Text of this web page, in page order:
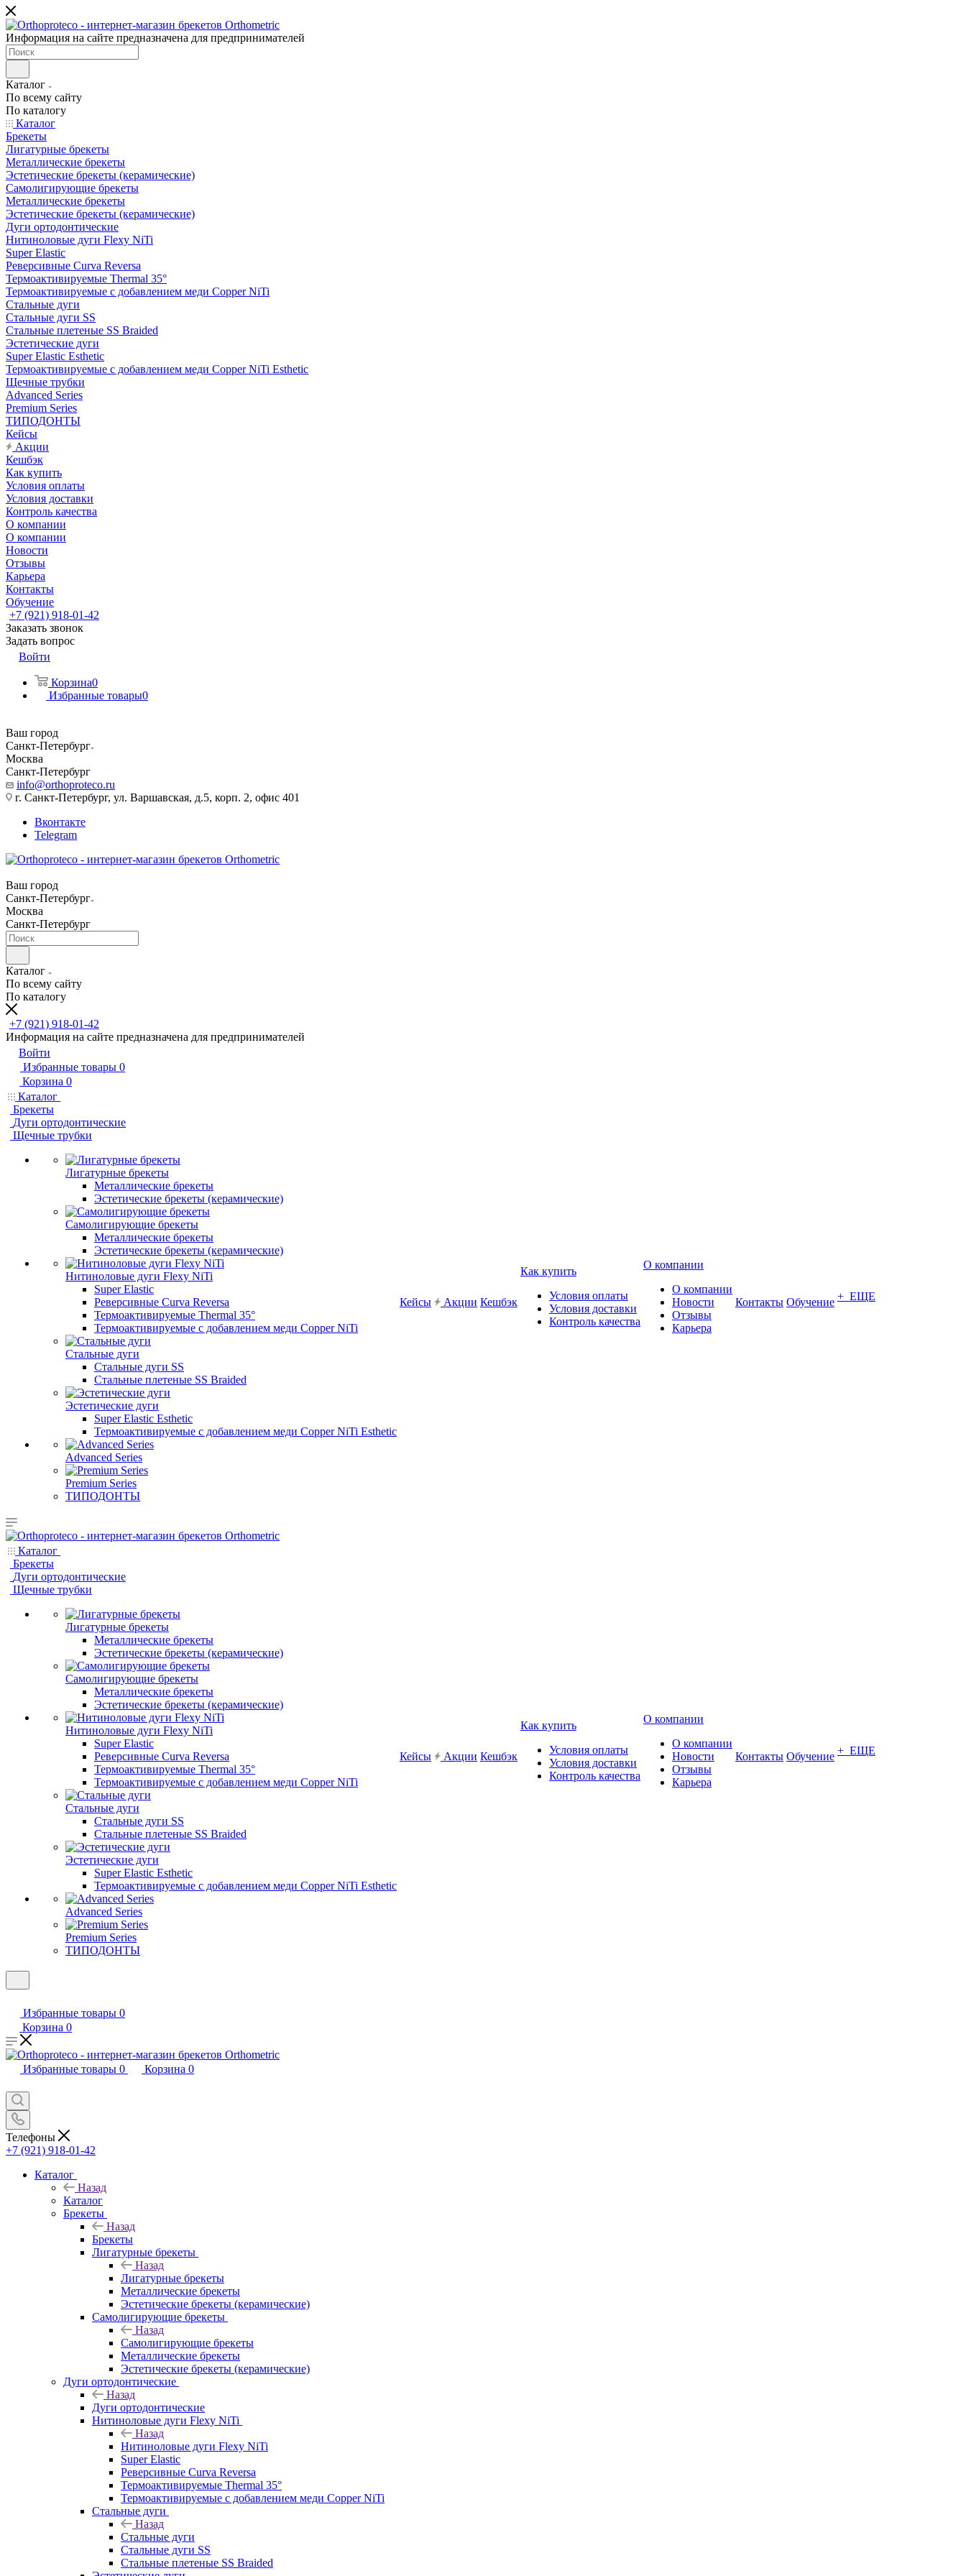
Информация на сайте предназначена для предпринимателей
Каталог
По всему сайту
По каталогу
Каталог
Брекеты
Лигатурные брекеты
Металлические брекеты
Эстетические брекеты (керамические)
Самолигирующие брекеты
Металлические брекеты
Эстетические брекеты (керамические)
Дуги ортодонтические
Нитиноловые дуги Flexy NiTi
Super Elastic
Реверсивные Curva Reversa
Термоактивируемые Thermal 35°
Термоактивируемые с добавлением меди Copper NiTi
Стальные дуги
Стальные дуги SS
Стальные плетеные SS Braided
Эстетические дуги
Super Elastic Esthetic
Термоактивируемые с добавлением меди Copper NiTi Esthetic
Щечные трубки
Advanced Series
Premium Series
ТИПОДОНТЫ
Кейсы
Акции
Кешбэк
Как купить
Условия оплаты
Условия доставки
Контроль качества
О компании
О компании
Новости
Отзывы
Карьера
Контакты
Обучение
+7 (921) 918-01-42
Заказать звонок
Задать вопрос
Войти
Корзина0
Избранные товары0
Ваш город
Санкт-Петербург
Москва
Санкт-Петербург
info@orthoproteco.ru
г. Санкт-Петербург, ул. Варшавская, д.5, корп. 2, офис 401
Вконтакте
Telegram
Ваш город
Санкт-Петербург
Москва
Санкт-Петербург
Каталог
По всему сайту
По каталогу
+7 (921) 918-01-42
Информация на сайте предназначена для предпринимателей
Войти
Избранные товары 0
Корзина 0
Каталог
Брекеты
Дуги ортодонтические
Щечные трубки
Лигатурные брекеты
Металлические брекеты
Эстетические брекеты (керамические)
Самолигирующие брекеты
Металлические брекеты
Эстетические брекеты (керамические)
Нитиноловые дуги Flexy NiTi
Super Elastic
Реверсивные Curva Reversa
Термоактивируемые Thermal 35°
Термоактивируемые с добавлением меди Copper NiTi
Стальные дуги
Стальные дуги SS
Стальные плетеные SS Braided
Эстетические дуги
Super Elastic Esthetic
Термоактивируемые с добавлением меди Copper NiTi Esthetic
Advanced Series
Premium Series
ТИПОДОНТЫ
Кейсы Акции Кешбэк
Как купить
Условия оплаты
Условия доставки
Контроль качества
О компании
О компании
Новости
Отзывы
Карьера
Контакты Обучение + ЕЩЕ
Каталог
Брекеты
Дуги ортодонтические
Щечные трубки
Лигатурные брекеты
Металлические брекеты
Эстетические брекеты (керамические)
Самолигирующие брекеты
Металлические брекеты
Эстетические брекеты (керамические)
Нитиноловые дуги Flexy NiTi
Super Elastic
Реверсивные Curva Reversa
Термоактивируемые Thermal 35°
Термоактивируемые с добавлением меди Copper NiTi
Стальные дуги
Стальные дуги SS
Стальные плетеные SS Braided
Эстетические дуги
Super Elastic Esthetic
Термоактивируемые с добавлением меди Copper NiTi Esthetic
Advanced Series
Premium Series
ТИПОДОНТЫ
Кейсы Акции Кешбэк
Как купить
Условия оплаты
Условия доставки
Контроль качества
О компании
О компании
Новости
Отзывы
Карьера
Контакты Обучение + ЕЩЕ
Избранные товары 0
Корзина 0
Избранные товары 0 Корзина 0
Телефоны
+7 (921) 918-01-42
Каталог
Назад
Каталог
Брекеты
Назад
Брекеты
Лигатурные брекеты
Назад
Лигатурные брекеты
Металлические брекеты
Эстетические брекеты (керамические)
Самолигирующие брекеты
Назад
Самолигирующие брекеты
Металлические брекеты
Эстетические брекеты (керамические)
Дуги ортодонтические
Назад
Дуги ортодонтические
Нитиноловые дуги Flexy NiTi
Назад
Нитиноловые дуги Flexy NiTi
Super Elastic
Реверсивные Curva Reversa
Термоактивируемые Thermal 35°
Термоактивируемые с добавлением меди Copper NiTi
Стальные дуги
Назад
Стальные дуги
Стальные дуги SS
Стальные плетеные SS Braided